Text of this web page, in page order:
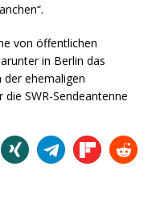
von öffentlichen
in Berlin das
ehemaligen
SWR-Sendeantenne